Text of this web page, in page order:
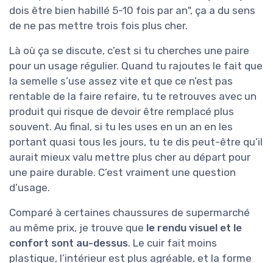
dois être bien habillé 5-10 fois par an", ça a du sens
de ne pas mettre trois fois plus cher.
Là où ça se discute, c’est si tu cherches une paire
pour un usage régulier. Quand tu rajoutes le fait que
la semelle s’use assez vite et que ce n’est pas
rentable de la faire refaire, tu te retrouves avec un
produit qui risque de devoir être remplacé plus
souvent. Au final, si tu les uses en un an en les
portant quasi tous les jours, tu te dis peut-être qu’il
aurait mieux valu mettre plus cher au départ pour
une paire durable. C’est vraiment une question
d’usage.
Comparé à certaines chaussures de supermarché
au même prix, je trouve que le rendu visuel et le
confort sont au-dessus. Le cuir fait moins
plastique, l’intérieur est plus agréable, et la forme